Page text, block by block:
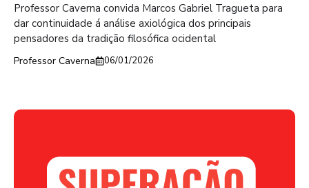
Professor Caverna convida Marcos Gabriel Tragueta para
dar continuidade á análise axiológica dos principais
pensadores da tradição filosófica ocidental
Professor Caverna 06/01/2026